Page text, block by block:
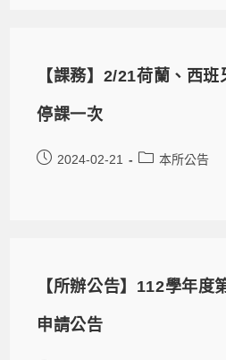
【課務】2/21荷蘭、西
停課一次
2024-02-21 本所公告
【所辦公告】112學年度
申請公告